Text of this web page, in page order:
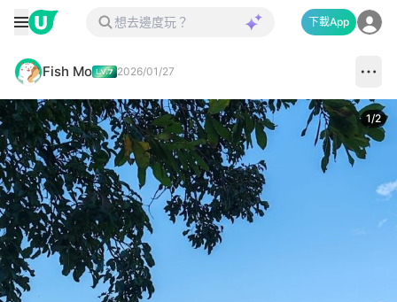
下載App
Fish Mo 2026/01/27
1/2